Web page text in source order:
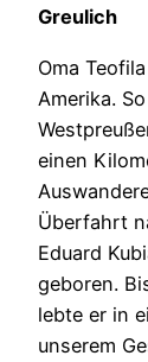
Greulich
Oma
Amerika.
einen
Überfahrt
Eduard
geboren.
lebte er in
unserem